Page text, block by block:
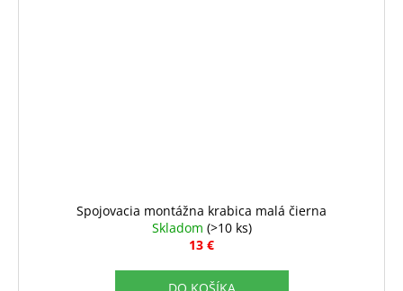
Spojovacia montážna krabica malá čierna
Skladom (>10 ks)
13 €